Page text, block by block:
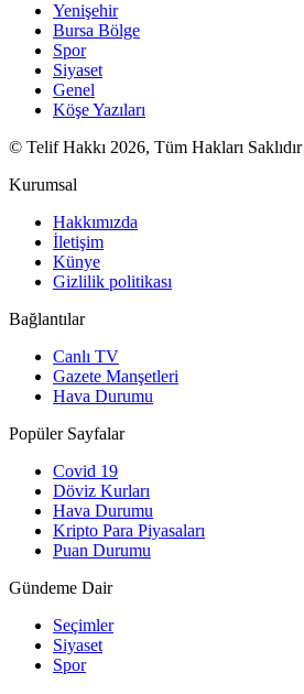
Yenişehir
Bursa Bölge
Spor
Siyaset
Genel
Köşe Yazıları
© Telif Hakkı 2026, Tüm Hakları Saklıdır
Kurumsal
Hakkımızda
İletişim
Künye
Gizlilik politikası
Bağlantılar
Canlı TV
Gazete Manşetleri
Hava Durumu
Popüler Sayfalar
Covid 19
Döviz Kurları
Hava Durumu
Kripto Para Piyasaları
Puan Durumu
Gündeme Dair
Seçimler
Siyaset
Spor